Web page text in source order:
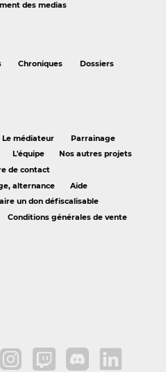
des medias
Chroniques
Dossiers
Le médiateur
Parrainage
L'équipe
Nos autres projets
de contact
alternance
Aide
un don défiscalisable
Conditions générales de vente